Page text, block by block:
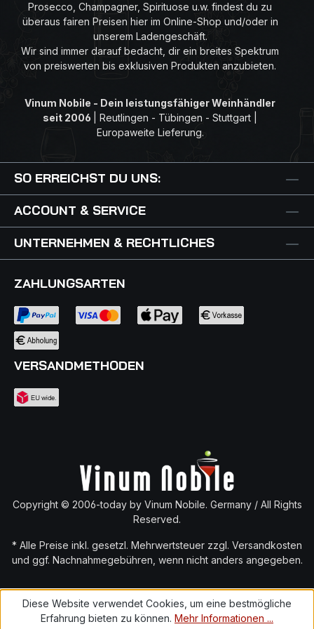
Prosecco, Champagner, Spirituose u.w. findest du zu
überaus fairen Preisen hier im Online-Shop und/oder in
unserem Ladengeschäft.
Wir sind immer darauf bedacht, dir ein breites Spektrum
von preiswerten bis exklusiven Produkten anzubieten.
Vinum Nobile - Dein leistungsfähiger Weinhändler
seit 2006
Reutlingen - Tübingen - Stuttgart |
Europaweite Lieferung.
SO ERREICHST DU UNS:
ACCOUNT & SERVICE
UNTERNEHMEN & RECHTLICHES
ZAHLUNGSARTEN
VERSANDMETHODEN
Copyright © 2006-today by Vinum Nobile. Germany / All Rights
Reserved.
* Alle Preise inkl. gesetzl. Mehrwertsteuer zzgl. Versandkosten
und ggf. Nachnahmegebühren, wenn nicht anders angegeben.
Diese Website verwendet Cookies, um eine bestmögliche
Erfahrung bieten zu können. Mehr Informationen ...